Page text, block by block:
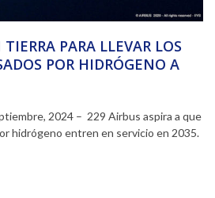
PARA LLEVAR LOS
POR HIDRÓGENO A
2024 – 229 Airbus aspira a que
hidrógeno entren en servicio en 2035.